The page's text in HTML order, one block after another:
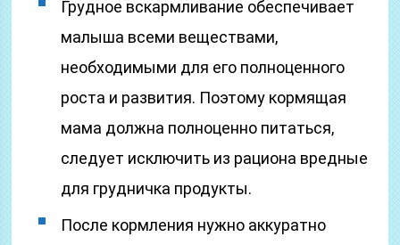
Грудное вскармливание обеспечивает
малыша всеми веществами,
необходимыми для его полноценного
роста и развития. Поэтому кормящая
мама должна полноценно питаться,
следует исключить из рациона вредные
для грудничка продукты.
После кормления нужно аккуратно